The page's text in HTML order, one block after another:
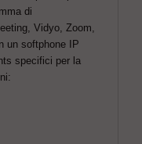
di
Vidyo, Zoom,
un softphone IP
specifici per la